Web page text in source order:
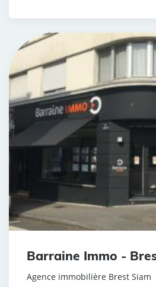
Barraine Immo -
Agence immobilière Brest Siam